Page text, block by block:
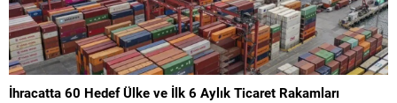
İhracatta 60 Hedef Ülke ve İlk 6 Aylık Ticaret Rakamları